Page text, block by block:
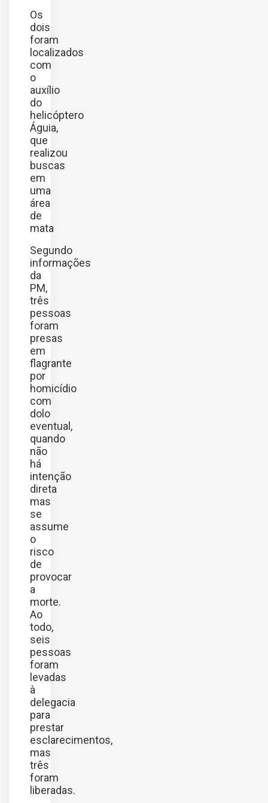
Os
dois
foram
localizados
com
o
auxílio
do
helicóptero
Águia,
que
realizou
buscas
em
uma
área
de
mata
Segundo
informações
da
PM,
três
pessoas
foram
presas
em
flagrante
por
homicídio
com
dolo
eventual,
quando
não
há
intenção
direta
mas
se
assume
o
risco
de
provocar
a
morte.
Ao
todo,
seis
pessoas
foram
levadas
à
delegacia
para
prestar
esclarecimentos,
mas
três
foram
liberadas.